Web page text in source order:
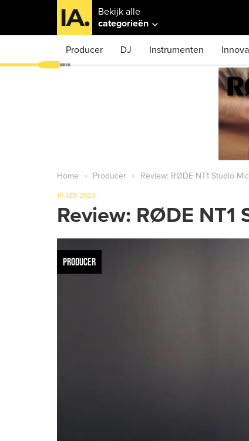
Bekijk alle
categorieën
Producer DJ Instrumenten
Home Producer Review: RØDE NT1 Studio
19 SEP 2023
Review: RØDE
PRODUCER